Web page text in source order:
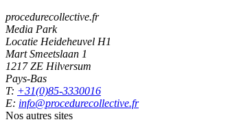
procedurecollective.fr
Media Park
Locatie Heideheuvel H1
Mart Smeetslaan 1
1217 ZE Hilversum
Pays-Bas
T: +31(0)85-3330016
E: info@procedurecollective.fr
Nos autres sites